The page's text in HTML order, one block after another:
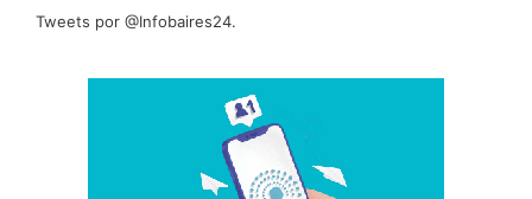
Tweets por @Infobaires24.